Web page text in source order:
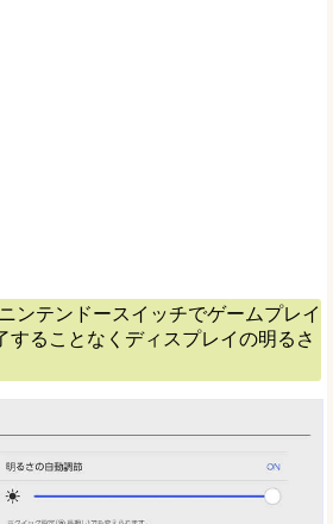
ンテンドースイッチでゲームプレイ
することなくディスプレイの明るさ